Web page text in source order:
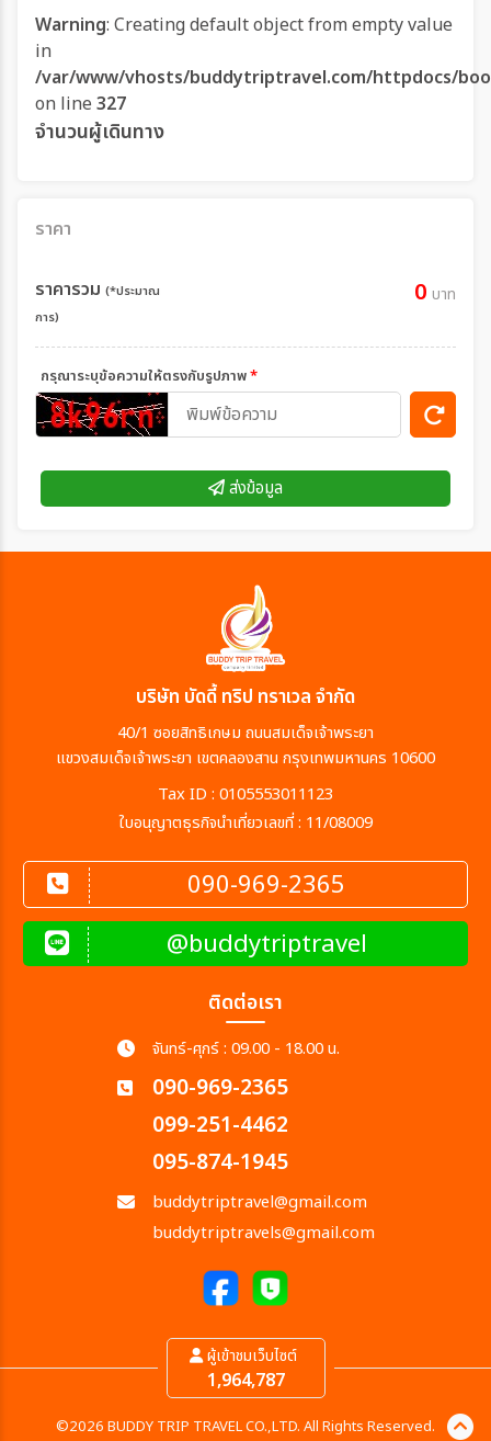
Warning: Creating default object from empty value
in
/var/www/vhosts/buddytriptravel.com/httpdocs/
on line 327
จำนวนผู้เดินทาง
ราคา
ราคารวม (*ประมาณ
การ)
0 บาท
กรุณาระบุข้อความให้ตรงกับรูปภาพ*
ส่งข้อมูล
บริษัท บัดดี้ ทริป ทราเวล จำกัด
40/1 ซอยสิทธิเกษม ถนนสมเด็จเจ้าพระยา
แขวงสมเด็จเจ้าพระยา เขตคลองสาน กรุงเทพมหานคร 10600
Tax ID : 0105553011123
ใบอนุญาตธุรกิจนำเที่ยวเลขที่ : 11/08009
090-969-2365
@buddytriptravel
ติดต่อเรา
จันทร์-ศุกร์ : 09.00 - 18.00 น.
090-969-2365
099-251-4462
095-874-1945
buddytriptravel@gmail.com
buddytriptravels@gmail.com
ผู้เข้าชมเว็บไซต์
1,964,787
©2026 BUDDY TRIP TRAVEL CO.,LTD. All Rights Reserved.